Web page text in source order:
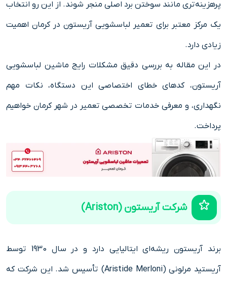
پرهزینه‌تری مانند سوختن برد اصلی منجر شوند. از این رو انتخاب
یک مرکز معتبر برای تعمیر لباسشویی آریستون در کرمان اهمیت
زیادی دارد.
در این مقاله به بررسی دقیق مشکلات رایج ماشین لباسشویی
آریستون، کدهای خطای اختصاصی این دستگاه، نکات مهم
نگهداری، و معرفی خدمات تخصصی تعمیر در شهر کرمان خواهیم
پرداخت.
شرکت آریستون (Ariston)
برند آریستون ریشه‌ای ایتالیایی دارد و در سال 1930 توسط
آریستید مرلونی (Aristide Merloni) تأسیس شد. این شرکت که